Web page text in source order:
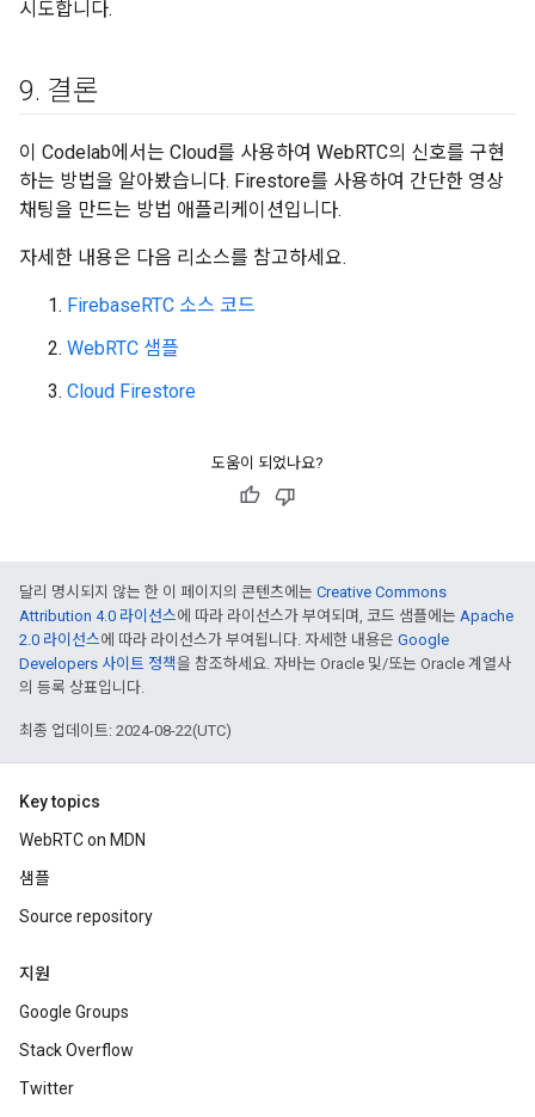
시도합니다.
9. 결론
이 Codelab에서는 Cloud를 사용하여 WebRTC의 신호를 구현
하는 방법을 알아봤습니다. Firestore를 사용하여 간단한 영상
채팅을 만드는 방법 애플리케이션입니다.
자세한 내용은 다음 리소스를 참고하세요.
FirebaseRTC 소스 코드
WebRTC 샘플
Cloud Firestore
도움이 되었나요?
달리 명시되지 않는 한 이 페이지의 콘텐츠에는 Creative Commons
Attribution 4.0 라이선스에 따라 라이선스가 부여되며, 코드 샘플에는 Apache
2.0 라이선스에 따라 라이선스가 부여됩니다. 자세한 내용은 Google
Developers 사이트 정책을 참조하세요. 자바는 Oracle 및/또는 Oracle 계열사
의 등록 상표입니다.
최종 업데이트: 2024-08-22(UTC)
Key topics
WebRTC on MDN
샘플
Source repository
지원
Google Groups
Stack Overflow
Twitter